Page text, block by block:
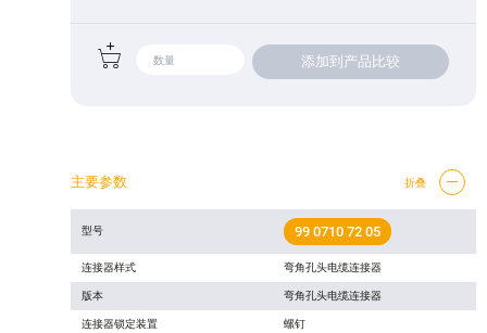
添加到产品比较
主要参数 折叠
型号 99 0710 72 05
连接器样式 弯角孔头电缆连接器
版本 弯角孔头电缆连接器
连接器锁定装置 螺钉